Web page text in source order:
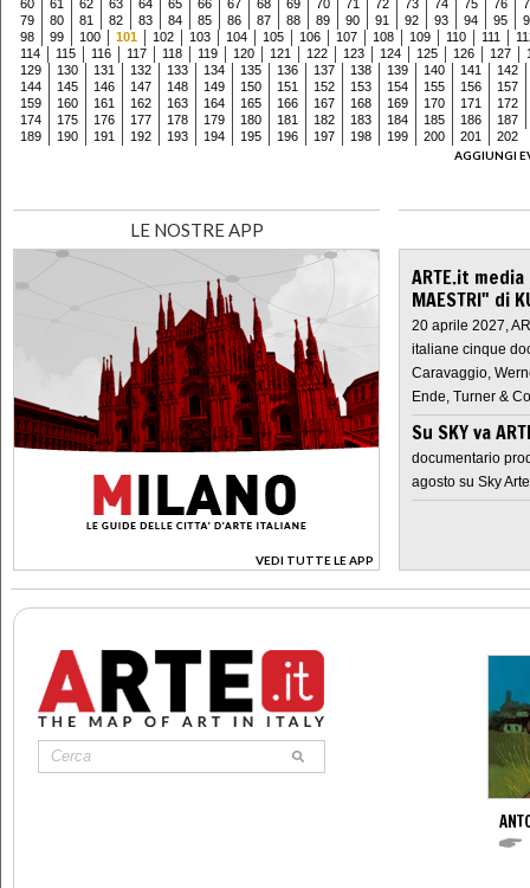
60 61 62 63 64 65 66 67 68 69 70 71 72 73 74 75 76
79
80 81 82 83 84 85 86 87 88 89 90 91 92 93 94 95
98
99 100 101 102 103 104 105 106 107 108 109 110 111
114
115 116 117 118 119 120 121 122 123 124 125 126 127
129
130 131 132 133 134 135 136 137 138 139 140 141
142
144
145 146 147 148 149 150 151 152 153 154 155 156
157
159
160 161 162 163 164 165 166 167 168 169 170 171
172
174
175 176 177 178 179 180 181 182 183 184 185 186
187
189
190 191 192 193 194 195 196 197 198 199 200 201
202
AGGIUNGI
LE NOSTRE APP
VEDI TUTTE LE APP
>
ARTE.it
MAESTRI" di
20 aprile 2027,
italiane cinque
Caravaggio,
Ende, Turner &
Su SKY va
documentario
agosto su Sky Arte